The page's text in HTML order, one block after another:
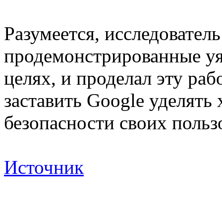
Разумеется,
продемонстрированные
целях, и проделал эту
заставить Google
безопасности своих
Источник